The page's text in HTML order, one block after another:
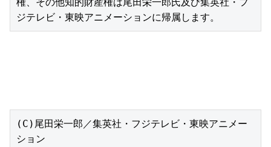
ジテレビ・東映アニメーションに帰属します。
(C)尾田栄一郎／集英社・フジテレビ・東映アニメー
ション